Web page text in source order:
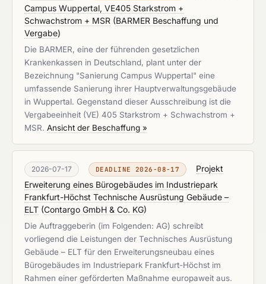
Campus Wuppertal, VE405 Starkstrom +
Schwachstrom + MSR (BARMER Beschaffung und
Vergabe)
Die BARMER, eine der führenden gesetzlichen
Krankenkassen in Deutschland, plant unter der
Bezeichnung "Sanierung Campus Wuppertal" eine
umfassende Sanierung ihrer Hauptverwaltungsgebäude
in Wuppertal. Gegenstand dieser Ausschreibung ist die
Vergabeeinheit (VE) 405 Starkstrom + Schwachstrom +
MSR. Ansicht der Beschaffung »
2026-07-17 DEADLINE 2026-08-17
Projekt
Erweiterung eines Bürogebäudes im Industriepark
Frankfurt-Höchst Technische Ausrüstung Gebäude –
ELT (Contargo GmbH & Co. KG)
Die Auftraggeberin (im Folgenden: AG) schreibt
vorliegend die Leistungen der Technisches Ausrüstung
Gebäude – ELT für den Erweiterungsneubau eines
Bürogebäudes im Industriepark Frankfurt-Höchst im
Rahmen einer geförderten Maßnahme europaweit aus.